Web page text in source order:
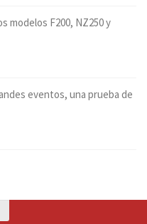
modelos F200, NZ250 y
eventos, una prueba de